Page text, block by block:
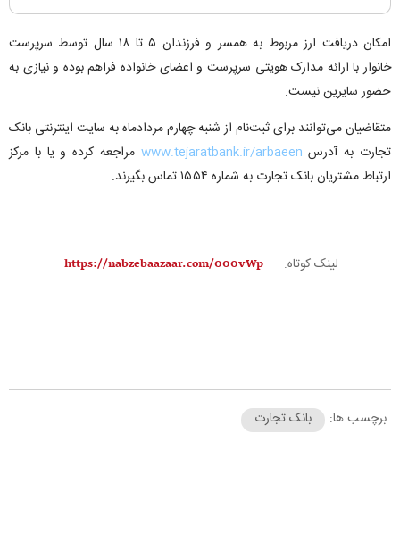
امکان دریافت ارز مربوط به همسر و فرزندان ۵ تا ۱۸ سال توسط سرپرست
خانوار با ارائه مدارک هویتی سرپرست و اعضای خانواده فراهم بوده و نیازی به
حضور سایرین نیست.
متقاضیان می‌توانند برای ثبت‌نام از شنبه چهارم مردادماه به سایت اینترنتی بانک
تجارت به آدرس www.tejaratbank.ir/arbaeen مراجعه کرده و یا با مرکز
ارتباط مشتریان بانک تجارت به شماره ۱۵۵۴ تماس بگیرند.
لینک کوتاه:
برچسب ها: بانک تجارت